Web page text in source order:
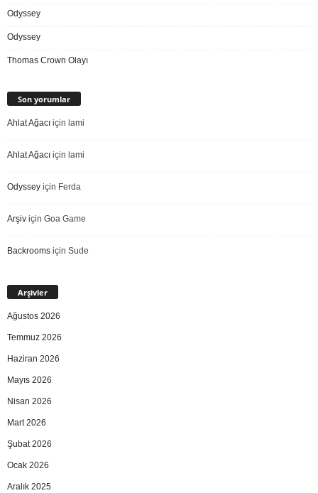
Odyssey
Odyssey
Thomas Crown Olayı
Son yorumlar
Ahlat Ağacı için lami
Ahlat Ağacı için lami
Odyssey için Ferda
Arşiv için Goa Game
Backrooms için Sude
Arşivler
Ağustos 2026
Temmuz 2026
Haziran 2026
Mayıs 2026
Nisan 2026
Mart 2026
Şubat 2026
Ocak 2026
Aralık 2025